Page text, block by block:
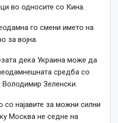
во односите со Кина.
го смени името на
за војна.
дека Украина може да
средба со
Володимир Зеленски.
со најавите за можни силни
Москва не седне на